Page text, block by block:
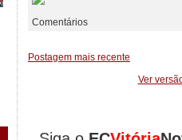
Comentários
Postagem mais recente
Ver